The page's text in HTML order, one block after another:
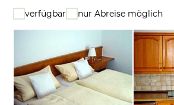
verfügbar nur Abreise möglich